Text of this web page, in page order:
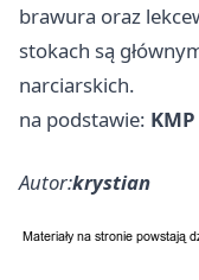
brawura oraz
stokach są
narciarskich.
na podstawie:
Autor:krystian